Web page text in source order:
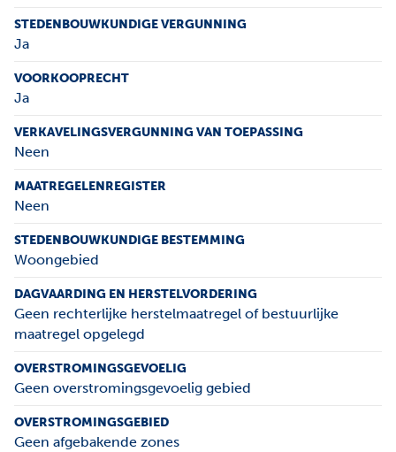
STEDENBOUWKUNDIGE VERGUNNING
Ja
VOORKOOPRECHT
Ja
VERKAVELINGSVERGUNNING VAN TOEPASSING
Neen
MAATREGELENREGISTER
Neen
STEDENBOUWKUNDIGE BESTEMMING
Woongebied
DAGVAARDING EN HERSTELVORDERING
Geen rechterlijke herstelmaatregel of bestuurlijke
maatregel opgelegd
OVERSTROMINGSGEVOELIG
Geen overstromingsgevoelig gebied
OVERSTROMINGSGEBIED
Geen afgebakende zones